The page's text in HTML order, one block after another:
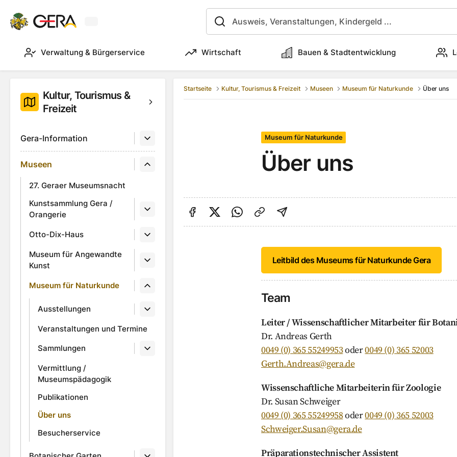
Verwaltung & Bürgerservice Wirtschaft Bauen & Stadtentwicklung
Kultur, Tourismus &
Freizeit
Gera-Information
Museen
27. Geraer Museumsnacht
Kunstsammlung Gera /
Orangerie
Otto-Dix-Haus
Museum für Angewandte
Kunst
Museum für Naturkunde
Ausstellungen
Veranstaltungen und Termine
Sammlungen
Vermittlung /
Museumspädagogik
Publikationen
Über uns
Besucherservice
Startseite Kultur, Tourismus & Freizeit Museen Museum für Naturkunde Über uns
Museum für Naturkunde
Über uns
Auf Facebook teilen
Auf Twitter teilen
Per Link teilen
shareViaEmail
Leitbild des Museums für Naturkunde Gera
Team
Leiter / Wissenschaftlicher Mitarbeiter für
Dr. Andreas Gerth
0049 (0) 365 55249953oder0049 (0) 365 52003
Gerth.Andreas@gera.de
Wissenschaftliche Mitarbeiterin für Zoologie
Dr. Susan Schweiger
0049 (0) 365 55249958oder0049 (0) 365 52003
Schweiger.Susan@gera.de
Präparationstechnischer Assistent